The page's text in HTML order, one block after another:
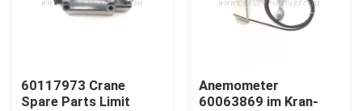
Crane Electrical Parts
60117973 Crane
Spare Parts Limit
Anemometer
60063869 im Kran-